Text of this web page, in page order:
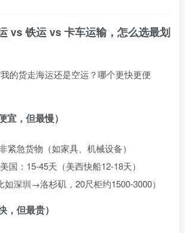
vs 铁运 vs 卡车运输，怎么选最划
我的货走海运还是空运？哪个更快更便
宜，但最慢）
紧急货物（如家具、机械设备）
国：15-45天（美西快船12-18天）
如深圳→洛杉矶，20尺柜约1500-3000）
，但最贵）